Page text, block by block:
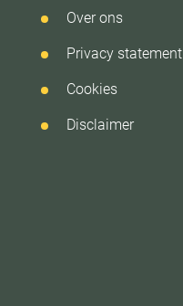
Over ons
Privacy statement
Cookies
Disclaimer